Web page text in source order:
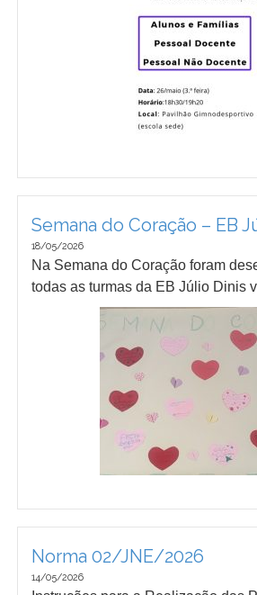
Semana do Coração – EB
18/05/2026
Na Semana do Coração foram
todas as turmas da EB Júlio Dinis
Norma 02/JNE/2026
14/05/2026